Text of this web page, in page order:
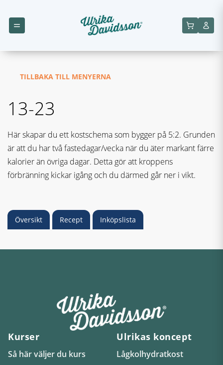
TILLBAKA TILL MENYERNA
13-23
Här skapar du ett kostschema som bygger på 5:2. Grunden
är att du har två fastedagar/vecka när du äter markant färre
kalorier än övriga dagar. Detta gör att kroppens
förbränning kickar igång och du därmed går ner i vikt.
Översikt Recept Inköpslista
Kurser
Så här väljer du kurs
Ulrikas koncept
Lågkolhydratkost